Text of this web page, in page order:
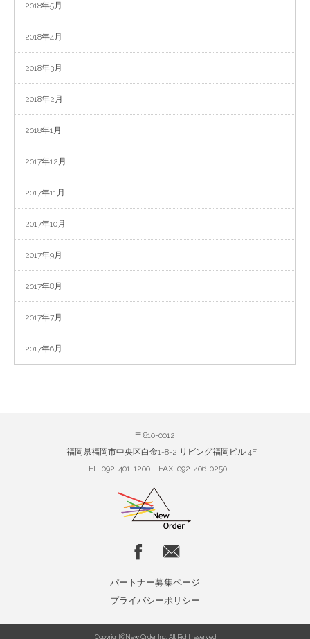
2018年5月
2018年4月
2018年3月
2018年2月
2018年1月
2017年12月
2017年11月
2017年10月
2017年9月
2017年8月
2017年7月
2017年6月
〒810-0012
福岡県福岡市中央区白金1-8-2 リビング福岡ビル 4F
TEL. 092-401-1200 FAX. 092-406-0250
パートナー募集ページ
プライバシーポリシー
Copyright©New Order Inc. All Right reserved